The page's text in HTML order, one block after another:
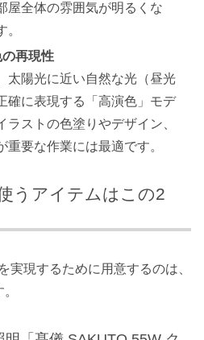
屋全体の雰囲気が明るくな
再現性
太陽光に近い自然な光（昼光
確に表現する「高演色」モデ
ラストの色塗りやデザイン、
重要な作業には最適です。
うアイテムはこの2
実現するために用意するのは、